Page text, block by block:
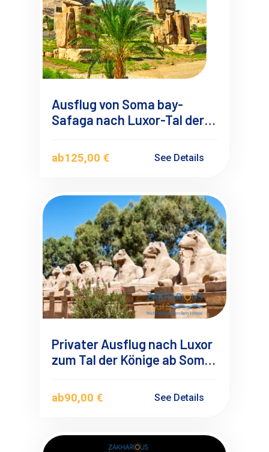
Ausflug von Soma bay-
Safaga nach Luxor-Tal der
Teilnehmern
ab125,00 € See Details
Privater Ausflug nach Luxor
zum Tal der Könige ab Soma
Deutschsprachigen
Reiseführer
ab90,00 € See Details